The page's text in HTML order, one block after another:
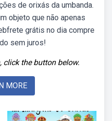
de orixás da umbanda.
objeto que não apenas
grátis no dia compre
sem juros!
click the button below.
MORE